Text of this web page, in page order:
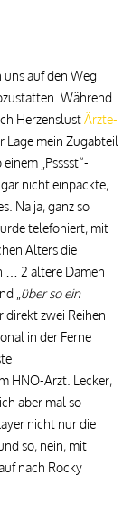
auf den Weg
Während
HerzenslustÄrzte-
Lage mein Zugabteil
„Psssst“-
nicht einpackte,
Na ja, ganz so
telefoniert, mit
Alters die
… 2 ältere Damen
„ über so ein
direkt zwei Reihen
in der Ferne
HNO-Arzt. Lecker,
aber mal so
nicht nur die
so, nein, mit
nach Rocky